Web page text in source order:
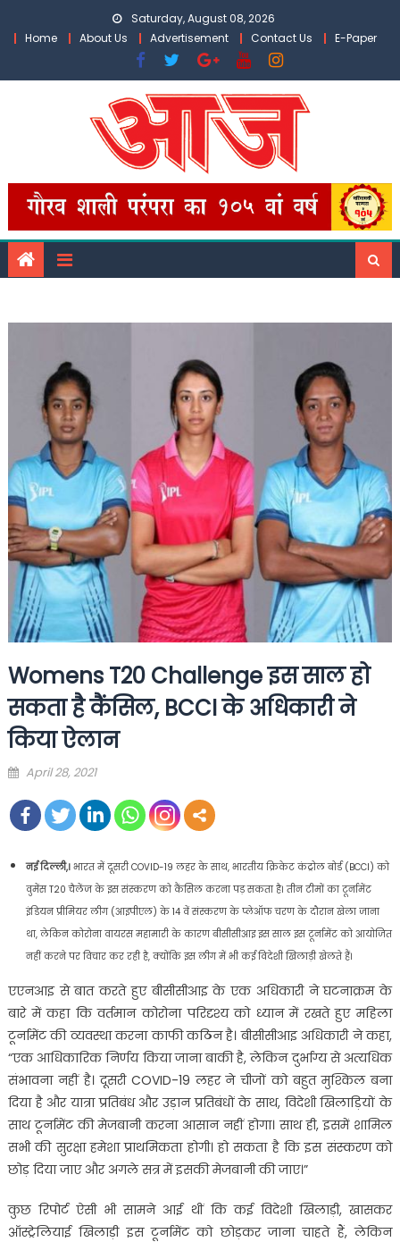
Saturday, August 08, 2026
Home
About Us Advertisement Contact Us E-Paper
Womens T20 Challenge इस साल हो
सकता है कैंसिल, BCCI के अधिकारी ने
किया ऐलान
Posted
April 28, 2021
नई दिल्ली,।भारत में दूसरी COVID-19 लहर के साथ, भारतीय क्रिकेट कंट्रोल बोर्ड (BCCI) को
वुमेंस T20 चैलेंज के इस संस्करण को कैंसिल करना पड़ सकता है। तीन टीमों का टूर्नामेंट
इंडियन प्रीमियर लीग (आइपीएल) के 14 वें संस्करण के प्लेऑफ चरण के दौरान खेला जाना
था, लेकिन कोरोना वायरस महामारी के कारण बीसीसीआइ इस साल इस टूर्नामेंट को आयोजित
नहीं करने पर विचार कर रही है, क्योंकि इस लीग में भी कई विदेशी खिलाड़ी खेलते हैं।
एएनआइ से बात करते हुए बीसीसीआइ के एक अधिकारी ने घटनाक्रम के
बारे में कहा कि वर्तमान कोरोना परिदृश्य को ध्यान में रखते हुए महिला
टूर्नामेंट की व्यवस्था करना काफी कठिन है। बीसीसीआइ अधिकारी ने कहा,
“एक आधिकारिक निर्णय किया जाना बाकी है, लेकिन दुर्भाग्य से अत्यधिक
संभावना नहीं है। दूसरी COVID-19 लहर ने चीजों को बहुत मुश्किल बना
दिया है और यात्रा प्रतिबंध और उड़ान प्रतिबंधों के साथ, विदेशी खिलाड़ियों के
साथ टूर्नामेंट की मेजबानी करना आसान नहीं होगा। साथ ही, इसमें शामिल
सभी की सुरक्षा हमेशा प्राथमिकता होगी। हो सकता है कि इस संस्करण को
छोड़ दिया जाए और अगले सत्र में इसकी मेजबानी की जाए।”
कुछ रिपोर्ट ऐसी भी सामने आई थीं कि कई विदेशी खिलाड़ी, खासकर
ऑस्ट्रेलियाई खिलाड़ी इस टूर्नामेंट को छोड़कर जाना चाहते हैं, लेकिन